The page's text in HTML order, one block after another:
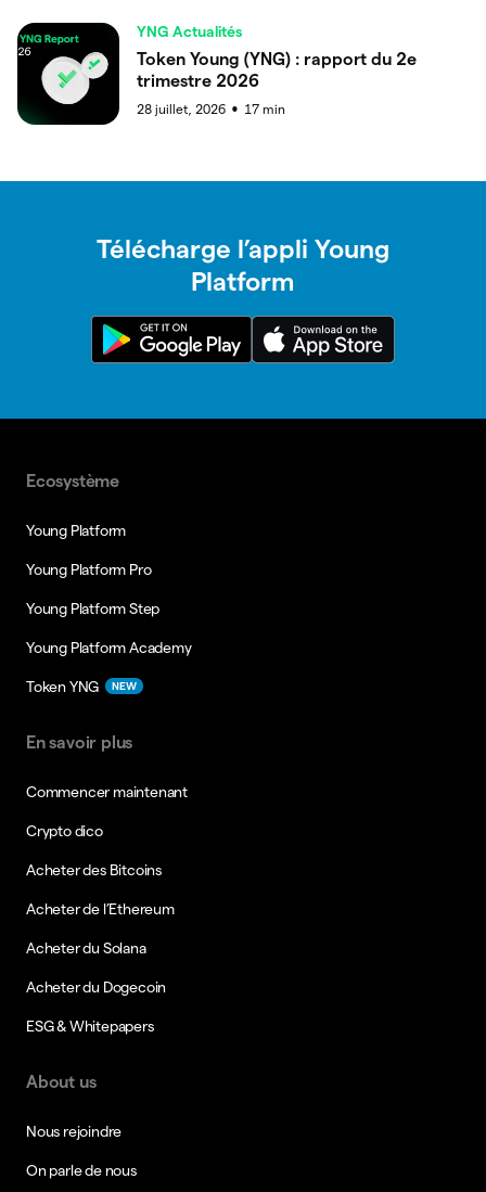
YNG Actualités
Token Young (YNG) : rapport du 2e
trimestre 2026
28 juillet, 2026 ● 17 min
Télécharge l’appli Young
Platform
Ecosystème
Young Platform
Young Platform Pro
Young Platform Step
Young Platform Academy
Token YNG NEW
En savoir plus
Commencer maintenant
Crypto dico
Acheter des Bitcoins
Acheter de l’Ethereum
Acheter du Solana
Acheter du Dogecoin
ESG & Whitepapers
About us
Nous rejoindre
On parle de nous